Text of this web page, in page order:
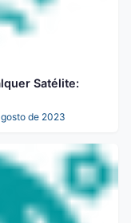
Satélite:
de 2023